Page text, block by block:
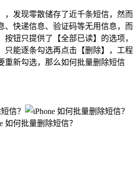
，发现零散储存了近千条短信，然而
、快递信息、验证码等无用信息，而
按钮只提供了【全部已读】的选项，
只能逐条勾选再点击【删除】，工程
重新勾选，那么如何批量删除短信